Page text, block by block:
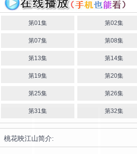
第01集 第02集
第07集 第08集
第13集 第14集
第19集 第20集
第25集 第26集
第31集 第32集
桃花映江山简介: